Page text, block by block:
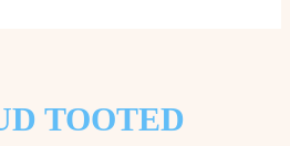
TOOTED